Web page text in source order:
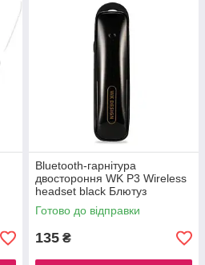
Bluetooth-гарнітура
двостороння WK P3 Wireless
headset black Блютуз
навушник бездротовий
Готово до відправки
135 ₴